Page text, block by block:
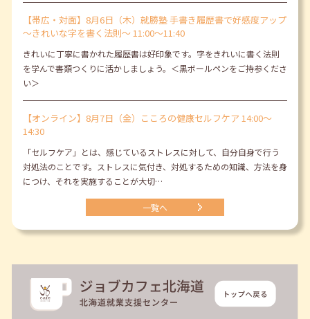
【帯広・対面】8月6日（木）就勝塾 手書き履歴書で好感度アップ
～きれいな字を書く法則～ 11:00～11:40
きれいに丁寧に書かれた履歴書は好印象です。字をきれいに書く法則
を学んで書類つくりに活かしましょう。＜黒ボールペンをご持参くださ
い＞
【オンライン】8月7日（金）こころの健康セルフケア 14:00～
14:30
「セルフケア」とは、感じているストレスに対して、自分自身で行う
対処法のことです。ストレスに気付き、対処するための知識、方法を身
につけ、それを実施することが大切…
一覧へ